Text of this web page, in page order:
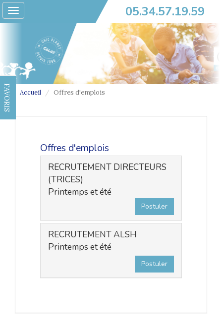
Toggle
navigation
05.34.57.19.59
FAVORIS Accueil Offres d'emplois
Offres d'emplois
RECRUTEMENT DIRECTEURS
(TRICES)
Printemps et été
Postuler
RECRUTEMENT ALSH
Printemps et été
Postuler